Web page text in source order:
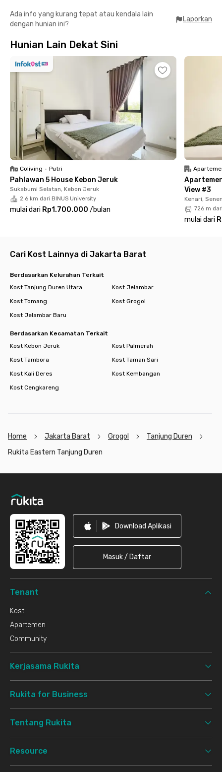
Dekat ke Tempat Penting:
📍 Universitas Tarumanagara – 7 menit
📍 Universitas Kristen Krida Wacana (UKRIDA) – 3 menit
📍 NEO SOHO Mall – 2 menit
📍 Central Park Mall – 4 menit
📍 Mall Taman Anggrek – 4 menit
📍 APL Tower Central Park – 6 menit
📍 Menara Citicon – 15 menit
📍 Universitas Esa Unggul, Kampus Jakarta – 9 menit
Fasilitas Coliving yang Bikin Betah:
✅ WiFi kencang
✅ Area parkir
✅ Komunal area untuk bersantai
✅ Dapur bersama yang bersih
✅ CCTV 24 jam
✅ Layanan laundry
✅ Cleaning room
✅ Kamar full furnished + AC
Rukita!
Ada info yang kurang tepat atau kendala lain
dengan hunian ini?
Laporkan
Hunian Lain Dekat Sini
Coliving • Putri
Pahlawan 5 House Kebon Jeruk
Sukabumi Selatan, Kebon Jeruk
2.6 km dari BINUS University
mulai dari Rp1.700.000 /bulan
View #3
Kenari,
726 m
mulai dari
Cari Kost Lainnya di Jakarta Barat
Berdasarkan Kelurahan Terkait
Kost Tanjung Duren Utara
Kost Jelambar
Kost Tomang
Kost Grogol
Kost Jelambar Baru
Berdasarkan Kecamatan Terkait
Kost Kebon Jeruk
Kost Palmerah
Kost Tambora
Kost Taman Sari
Kost Kali Deres
Kost Kembangan
Kost Cengkareng
Home Jakarta Barat Grogol
Tanjung Duren
Rukita Eastern Tanjung Duren
Download Aplikasi
Masuk / Daftar
Tenant
Kost
Apartemen
Community
Kerjasama Rukita
Rukita for Business
Tentang Rukita
Resource